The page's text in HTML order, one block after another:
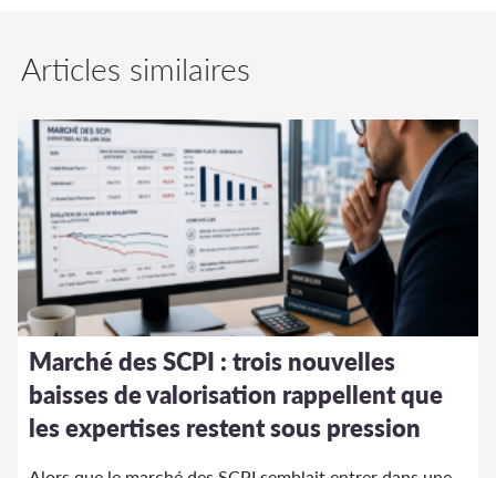
Articles similaires
Marché des SCPI : trois nouvelles
baisses de valorisation rappellent que
les expertises restent sous pression